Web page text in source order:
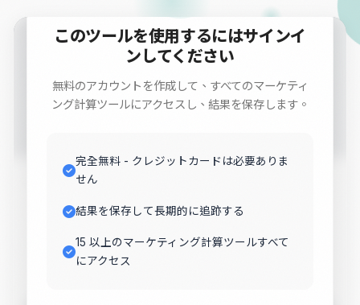
First Page Keyword Counter
Calculate and analyze First Page Keyword Counter with
Enter Your Text
このツールを使用するにはサインイ
ンしてください
無料のアカウントを作成して、すべてのマーケティ
ング計算ツールにアクセスし、結果を保存します。
完全無料 - クレジットカードは必要ありま
せん
結果を保存して長期的に追跡する
15 以上のマーケティング計算ツールすべて
にアクセス